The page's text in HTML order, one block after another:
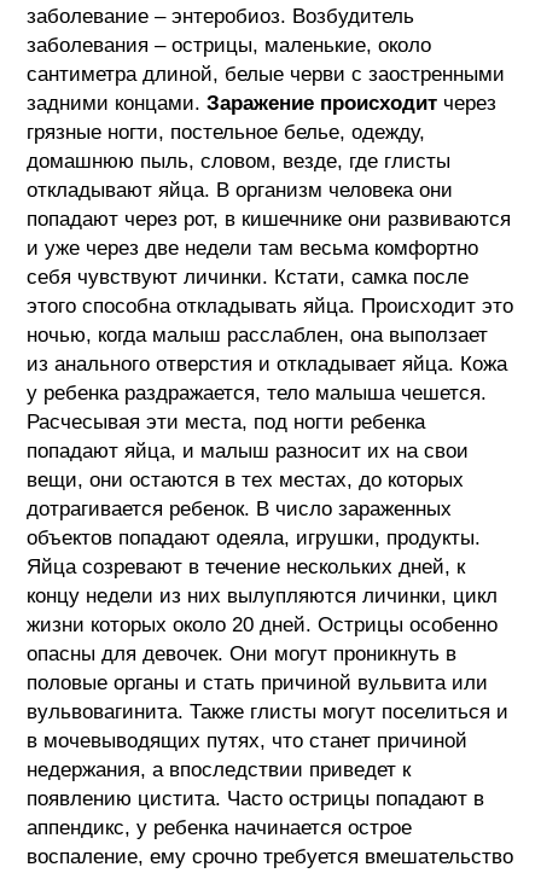
заболевание – энтеробиоз. Возбудитель
заболевания – острицы, маленькие, около
сантиметра длиной, белые черви с заостренными
задними концами.Заражение происходит через
грязные ногти, постельное белье, одежду,
домашнюю пыль, словом, везде, где глисты
откладывают яйца. В организм человека они
попадают через рот, в кишечнике они развиваются
и уже через две недели там весьма комфортно
себя чувствуют личинки. Кстати, самка после
этого способна откладывать яйца. Происходит это
ночью, когда малыш расслаблен, она выползает
из анального отверстия и откладывает яйца. Кожа
у ребенка раздражается, тело малыша чешется.
Расчесывая эти места, под ногти ребенка
попадают яйца, и малыш разносит их на свои
вещи, они остаются в тех местах, до которых
дотрагивается ребенок. В число зараженных
объектов попадают одеяла, игрушки, продукты.
Яйца созревают в течение нескольких дней, к
концу недели из них вылупляются личинки, цикл
жизни которых около 20 дней. Острицы особенно
опасны для девочек. Они могут проникнуть в
половые органы и стать причиной вульвита или
вульвовагинита. Также глисты могут поселиться и
в мочевыводящих путях, что станет причиной
недержания, а впоследствии приведет к
появлению цистита. Часто острицы попадают в
аппендикс, у ребенка начинается острое
воспаление, ему срочно требуется вмешательство